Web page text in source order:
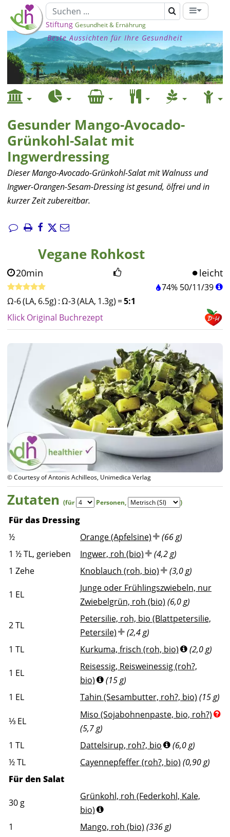
Stiftung Gesundheit & Ernährung
Beste Aussichten für Ihre Gesundheit
Gesunder Mango-Avocado-
Grünkohl-Salat mit
Ingwerdressing
Dieser Mango-Avocado-Grünkohl-Salat mit Walnuss und
Ingwer-Orangen-Sesam-Dressing ist gesund, ölfrei und in
kurzer Zeit zubereitbar.
Vegane Rohkost
20min leicht
74% 50/11/39
Ω-6 (LA, 6.5g) :Ω-3 (ALA, 1.3g) =5:1
Klick Original Buchrezept
© Courtesy of Antonis Achilleos, Unimedica Verlag
Zutaten (für Personen, )
Für das Dressing
½
Orange (Apfelsine)
(66 g)
1 ½TL, gerieben Ingwer, roh (bio)
(4,2 g)
1 Zehe Knoblauch (roh, bio) (3,0 g)
1 EL
Junge oder Frühlingszwiebeln, nur
Zwiebelgrün, roh (bio) (6,0 g)
2TL
Petersilie, roh, bio (Blattpetersilie,
Petersile)
(2,4 g)
1 TL Kurkuma, frisch (roh, bio) (2,0 g)
1 EL
Reisessig, Reisweinessig (roh?,
bio)
(15 g)
1 EL Tahin (Sesambutter, roh?, bio) (15 g)
⅓ EL
Miso (Sojabohnenpaste, bio, roh?)
(5,7 g)
1 TL Dattelsirup, roh?, bio
(6,0 g)
½TL Cayennepfeffer (roh?, bio) (0,90 g)
Für den Salat
30 g
Grünkohl, roh (Federkohl, Kale,
bio)
1
Mango, roh (bio) (336 g)